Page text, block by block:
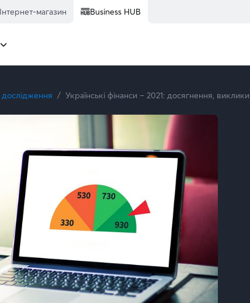
Інтернет-магазин Business HUB
дослідження Українські фінанси – 2021: досягнення,